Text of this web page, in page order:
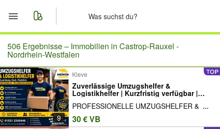
Start
Merkliste
Nachrichten
Anzeige aufgeben
506 Ergebnisse – Immobilien in Castrop-Rauxel -
Nordrhein-Westfalen
9
Kleve
Zuverlässige Umzugshelfer &
Logistikhelfer | Kurzfristig verfügbar |
NRW & Deutschlandweit
PROFESSIONELLE UMZUGSHELFER & ...
30 € VB